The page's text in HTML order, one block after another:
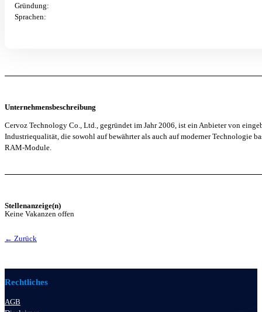
Gründung:
Sprachen:
Unternehmensbeschreibung
Cervoz Technology Co., Ltd., gegründet im Jahr 2006, ist ein Anbieter von
Industriequalität, die sowohl auf bewährter als auch auf moderner Technologie
RAM-Module.
Stellenanzeige(n)
Keine Vakanzen offen
← Zurück
Rechtliches
AGB